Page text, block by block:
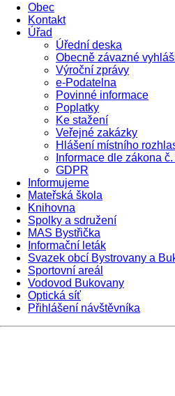
Obec
Kontakt
Úřad
Úřední deska
Obecně závazné
Výroční zprávy
e-Podatelna
Povinné informace
Poplatky
Ke stažení
Veřejné zakázky
Hlášení místního
Informace dle zákona
GDPR
Informujeme
Mateřská škola
Knihovna
Spolky a sdružení
MAS Bystřička
Informační leták
Svazek obcí Bystrovany a
Sportovní areál
Vodovod Bukovany
Optická síť
Přihlášení návštěvníka